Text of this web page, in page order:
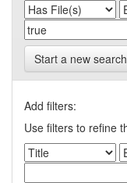
Start a new search
Add filters:
Use filters to refine